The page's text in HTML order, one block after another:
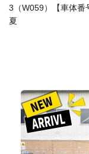
3（W059）【車体番
夏